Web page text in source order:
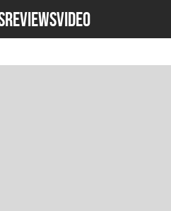
REVIEWSVideo